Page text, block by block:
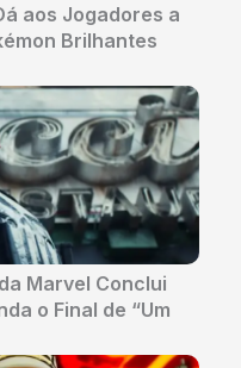
aos Jogadores a
Brilhantes
Marvel Conclui
o Final de “Um